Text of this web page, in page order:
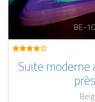
BE-
Suite moderne